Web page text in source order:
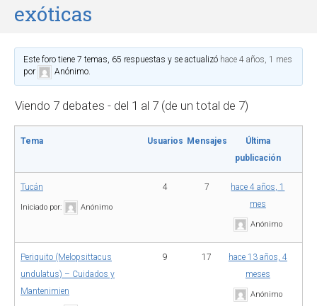
exóticas
Este foro tiene 7 temas, 65 respuestas y se actualizó hace 4 años, 1 mes
por
Anónimo.
Viendo 7 debates - del 1 al 7 (de un total de 7)
Tema Usuarios Mensajes
Última
publicación
Tucán
Iniciado por: Anónimo
4 7
hace 4 años, 1
mes
Anónimo
Periquito (Melopsittacus
undulatus) – Cuidados y
Mantenimien
9 17
hace 13 años, 4
meses
Anónimo